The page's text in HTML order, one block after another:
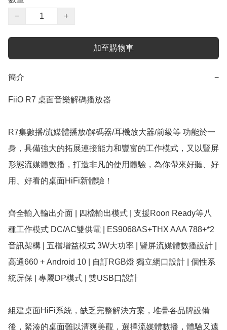
−
+
加至購物車
簡介 −
FiiO R7 桌面音樂解碼播放器
R7集數播/流媒體播放/解碼器/耳機放大器/前級等 功能於一
身，具備強大的拓展連接能力和豐富的工作模式，又以豎屏
形態流媒體數播，打造非凡的使用體驗，為你帶來好聽、好
用、好看的桌面HiFi新體驗！
齊全輸入輸出介面 | 四檔輸出模式 | 支援Roon Ready等八
種工作模式 DC/AC雙供電 | ES9068AS+THX AAA 788+*2
音訊架構 | 五檔增益模式 3W大功率 | 豎屏流媒體數播設計 |
高通660 + Android 10 | 自訂RGB燈 獨立網口設計 | 個性系
統屏保 | 專屬DP模式 | 雙USB口設計
組建桌面HiFi系統，缺乏完整解決方案，堆疊各品牌設備
後，緊湊的桌面難以清爽美觀，選擇流媒體數播，體驗又遠